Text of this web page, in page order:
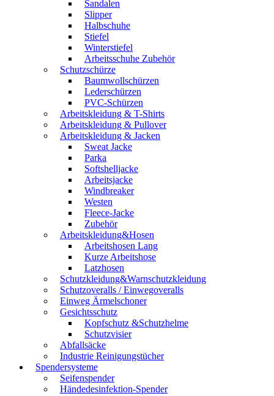
Sandalen
Slipper
Halbschuhe
Stiefel
Winterstiefel
Arbeitsschuhe Zubehör
Schutzschürze
Baumwollschürzen
Lederschürzen
PVC-Schürzen
Arbeitskleidung & T-Shirts
Arbeitskleidung & Pullover
Arbeitskleidung & Jacken
Sweat Jacke
Parka
Softshelljacke
Arbeitsjacke
Windbreaker
Westen
Fleece-Jacke
Zubehör
Arbeitskleidung&Hosen
Arbeitshosen Lang
Kurze Arbeitshose
Latzhosen
Schutzkleidung&Warnschutzkleidung
Schutzoveralls / Einwegoveralls
Einweg Ärmelschoner
Gesichtsschutz
Kopfschutz &Schutzhelme
Schutzvisier
Abfallsäcke
Industrie Reinigungstücher
Spendersysteme
Seifenspender
Händedesinfektion-Spender